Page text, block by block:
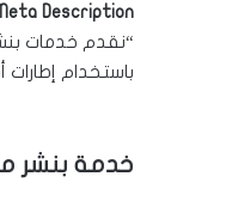
Description:
باستخدام
خدمة بنشر